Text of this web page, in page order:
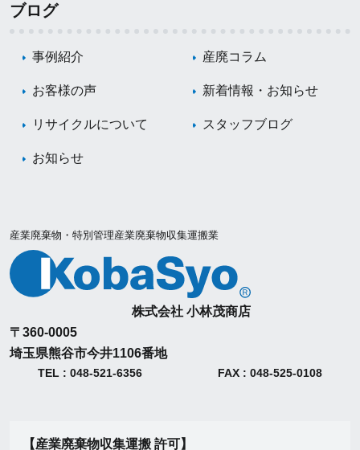
ブログ
事例紹介 産廃コラム
お客様の声 新着情報・お知らせ
リサイクルについて スタッフブログ
お知らせ
産業廃棄物・特別管理産業廃棄物収集運搬業
株式会社 小林茂商店
〒360-0005
埼玉県熊谷市今井1106番地
TEL : 048-521-6356 FAX : 048-525-0108
【産業廃棄物収集運搬 許可】